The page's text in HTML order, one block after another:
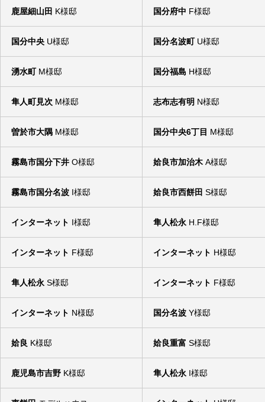
2010.12.06 2010.12.05
鹿屋細山田 K様邸 国分府中 F様邸
国分中央 U様邸 国分名波町U様邸
湧水町M様邸 国分福島 H様邸
隼人町見次 M様邸 志布志有明 N様邸
曽於市大隅 M様邸 国分中央6丁目 M様邸
霧島市国分下井 O様邸 姶良市加治木 A様邸
霧島市国分名波 I様邸 姶良市西餅田 S様邸
インターネット I様邸 隼人松永 H.F様邸
インターネット F様邸 インターネット H様邸
隼人松永 S様邸 インターネット F様邸
インターネット N様邸 国分名波 Y様邸
姶良 K様邸 姶良重富 S様邸
鹿児島市吉野 K様邸 隼人松永 I様邸